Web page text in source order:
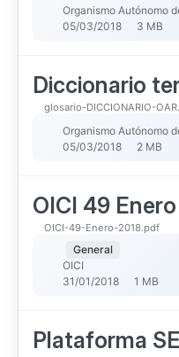
05/03/2018
3 MB
Diccionario
glosario-DICCIONARIO-
05/03/2018
2 MB
OICI 49
OICI-49-Enero-2018.pdf
General
OICI
31/01/2018
1 MB
Plataforma